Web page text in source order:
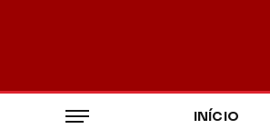
INÍCIO